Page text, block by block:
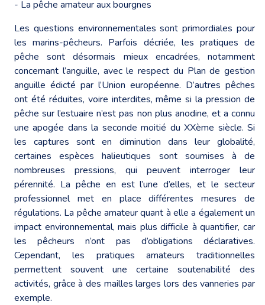
- La pêche amateur aux bourgnes
Les questions environnementales sont primordiales pour
les marins-pêcheurs. Parfois décriée, les pratiques de
pêche sont désormais mieux encadrées, notamment
concernant l’anguille, avec le respect du Plan de gestion
anguille édicté par l’Union européenne. D’autres pêches
ont été réduites, voire interdites, même si la pression de
pêche sur l’estuaire n’est pas non plus anodine, et a connu
une apogée dans la seconde moitié du XXème siècle. Si
les captures sont en diminution dans leur globalité,
certaines espèces halieutiques sont soumises à de
nombreuses pressions, qui peuvent interroger leur
pérennité. La pêche en est l’une d’elles, et le secteur
professionnel met en place différentes mesures de
régulations. La pêche amateur quant à elle a également un
impact environnemental, mais plus difficile à quantifier, car
les pêcheurs n’ont pas d’obligations déclaratives.
Cependant, les pratiques amateurs traditionnelles
permettent souvent une certaine soutenabilité des
activités, grâce à des mailles larges lors des vanneries par
exemple.